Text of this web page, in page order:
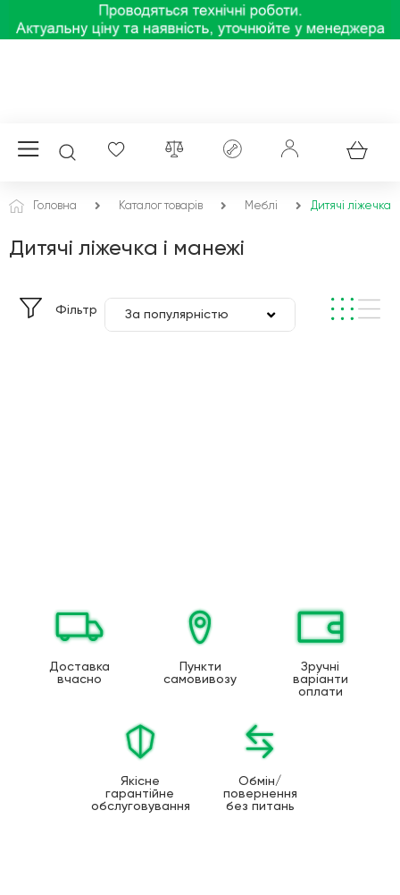
Головна Каталог товарів Меблі Дитячі ліжечка
Дитячі ліжечка і манежі
Фільтр За популярністю
Доставка
вчасно
Пункти
самовивозу
Зручні
варіанти
оплати
Якісне
гарантійне
обслуговування
Обмін/
повернення
без питань